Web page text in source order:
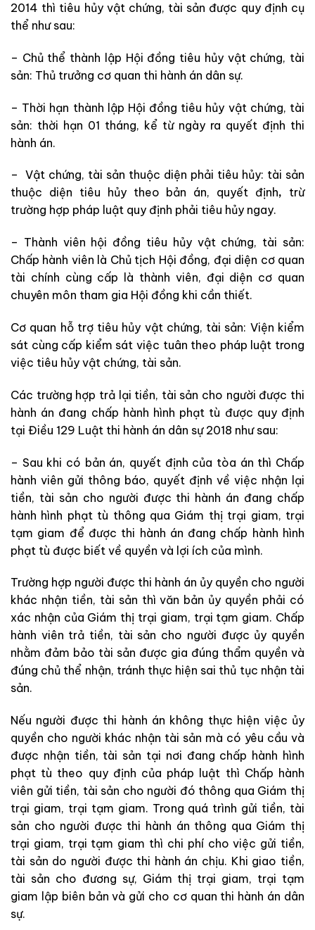
2014 thì tiêu hủy vật chứng, tài sản được quy định cụ
thể như sau:
– Chủ thể thành lập Hội đồng tiêu hủy vật chứng, tài
sản: Thủ trưởng cơ quan thi hành án dân sự.
– Thời hạn thành lập Hội đồng tiêu hủy vật chứng, tài
sản: thời hạn 01 tháng, kể từ ngày ra quyết định thi
hành án.
– Vật chứng, tài sản thuộc diện phải tiêu hủy: tài sản
thuộc diện tiêu hủy theo bản án, quyết định, trừ
trường hợp pháp luật quy định phải tiêu hủy ngay.
– Thành viên hội đồng tiêu hủy vật chứng, tài sản:
Chấp hành viên là Chủ tịch Hội đồng, đại diện cơ quan
tài chính cùng cấp là thành viên, đại diện cơ quan
chuyên môn tham gia Hội đồng khi cần thiết.
Cơ quan hỗ trợ tiêu hủy vật chứng, tài sản: Viện kiểm
sát cùng cấp kiểm sát việc tuân theo pháp luật trong
việc tiêu hủy vật chứng, tài sản.
Các trường hợp trả lại tiền, tài sản cho người được thi
hành án đang chấp hành hình phạt tù được quy định
tại Điều 129 Luật thi hành án dân sự 2018 như sau:
– Sau khi có bản án, quyết định của tòa án thì Chấp
hành viên gửi thông báo, quyết định về việc nhận lại
tiền, tài sản cho người được thi hành án đang chấp
hành hình phạt tù thông qua Giám thị trại giam, trại
tạm giam để được thi hành án đang chấp hành hình
phạt tù được biết về quyền và lợi ích của mình.
Trường hợp người được thi hành án ủy quyền cho người
khác nhận tiền, tài sản thì văn bản ủy quyền phải có
xác nhận của Giám thị trại giam, trại tạm giam. Chấp
hành viên trả tiền, tài sản cho người được ủy quyền
nhằm đảm bảo tài sản được gia đúng thẩm quyền và
đúng chủ thể nhận, tránh thực hiện sai thủ tục nhận tài
sản.
Nếu người được thi hành án không thực hiện việc ủy
quyền cho người khác nhận tài sản mà có yêu cầu và
được nhận tiền, tài sản tại nơi đang chấp hành hình
phạt tù theo quy định của pháp luật thì Chấp hành
viên gửi tiền, tài sản cho người đó thông qua Giám thị
trại giam, trại tạm giam. Trong quá trình gửi tiền, tài
sản cho người được thi hành án thông qua Giám thị
trại giam, trại tạm giam thì chi phí cho việc gửi tiền,
tài sản do người được thi hành án chịu. Khi giao tiền,
tài sản cho đương sự, Giám thị trại giam, trại tạm
giam lập biên bản và gửi cho cơ quan thi hành án dân
sự.